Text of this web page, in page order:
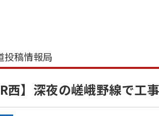
投稿情報局
西】深夜の嵯峨野線で工